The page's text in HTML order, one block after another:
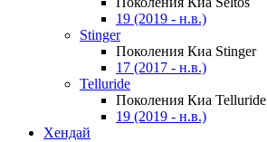
19 (2019 - н.в.)
Stinger
Поколения Киа Stinger
17 (2017 - н.в.)
Telluride
Поколения Киа Telluride
19 (2019 - н.в.)
Хендай